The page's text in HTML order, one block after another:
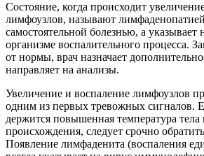
Состояние, когда происходит
лимфоузлов, называют
самостоятельной болезнью, а указывает
организме воспалительного процесса.
от нормы, врач назначает
направляет на анализы.
Увеличение и воспаление лимфоузлов
одним из первых тревожных сигналов.
держится повышенная температура тела
происхождения, следует срочно
Появление лимфаденита (воспаления